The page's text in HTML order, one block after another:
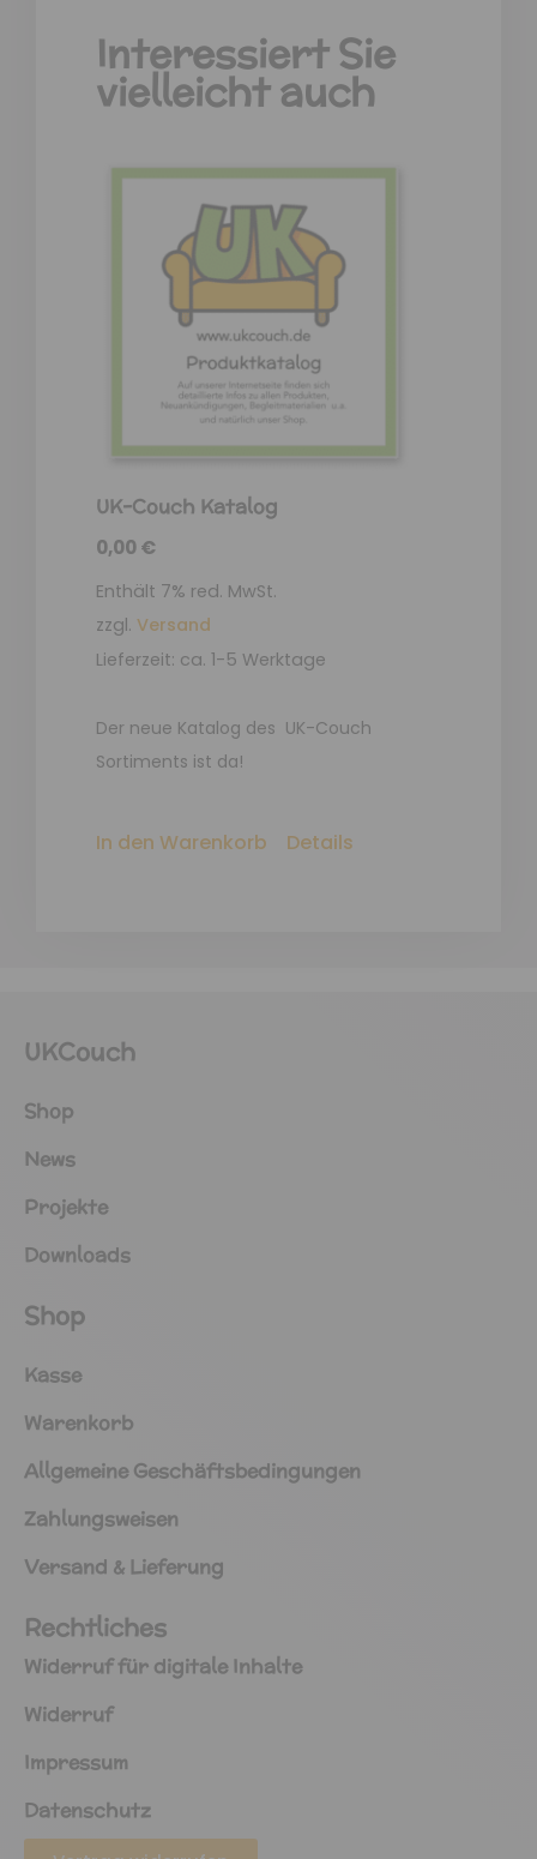
Interessiert Sie
vielleicht auch
UK-Couch Katalog
0,00€
Enthält 7% red. MwSt.
zzgl. Versand
Lieferzeit: ca. 1-5 Werktage
Der neue Katalog des UK-Couch
Sortiments ist da!
In den Warenkorb Details
UKCouch
Shop
News
Projekte
Downloads
Shop
Kasse
Warenkorb
Allgemeine Geschäftsbedingungen
Zahlungsweisen
Versand & Lieferung
Rechtliches
Widerruf für digitale Inhalte
Widerruf
Impressum
Datenschutz